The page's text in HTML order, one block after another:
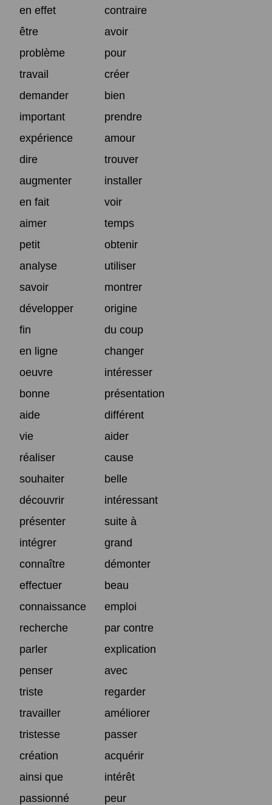
en effet
contraire
être
avoir
problème
pour
travail
créer
demander
bien
important
prendre
expérience
amour
dire
trouver
augmenter
installer
en fait
voir
aimer
temps
petit
obtenir
analyse
utiliser
savoir
montrer
développer
origine
fin
du coup
en ligne
changer
oeuvre
intéresser
bonne
présentation
aide
différent
vie
aider
réaliser
cause
souhaiter
belle
découvrir
intéressant
présenter
suite à
intégrer
grand
connaître
démonter
effectuer
beau
connaissance
emploi
recherche
par contre
parler
explication
penser
avec
triste
regarder
travailler
améliorer
tristesse
passer
création
acquérir
ainsi que
intérêt
passionné
peur